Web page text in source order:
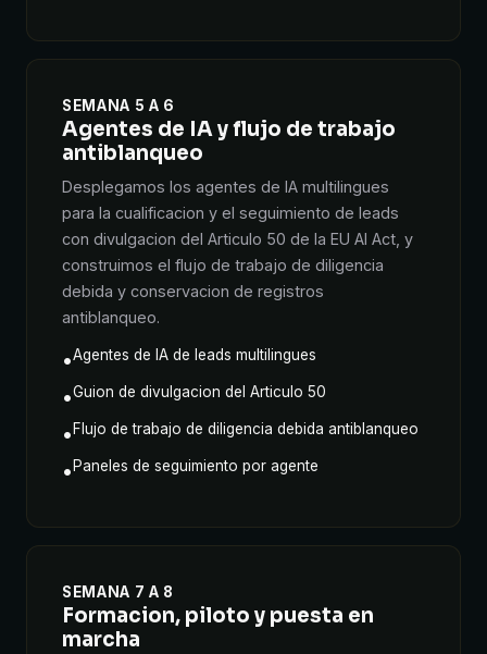
SEMANA 5 A 6
Agentes de IA y flujo de trabajo
antiblanqueo
Desplegamos los agentes de IA multilingues
para la cualificacion y el seguimiento de leads
con divulgacion del Articulo 50 de la EU AI Act, y
construimos el flujo de trabajo de diligencia
debida y conservacion de registros
antiblanqueo.
•Agentes de IA de leads multilingues
•Guion de divulgacion del Articulo 50
• Flujo de trabajo de diligencia debida antiblanqueo
• Paneles de seguimiento por agente
SEMANA 7 A 8
Formacion, piloto y puesta en
marcha